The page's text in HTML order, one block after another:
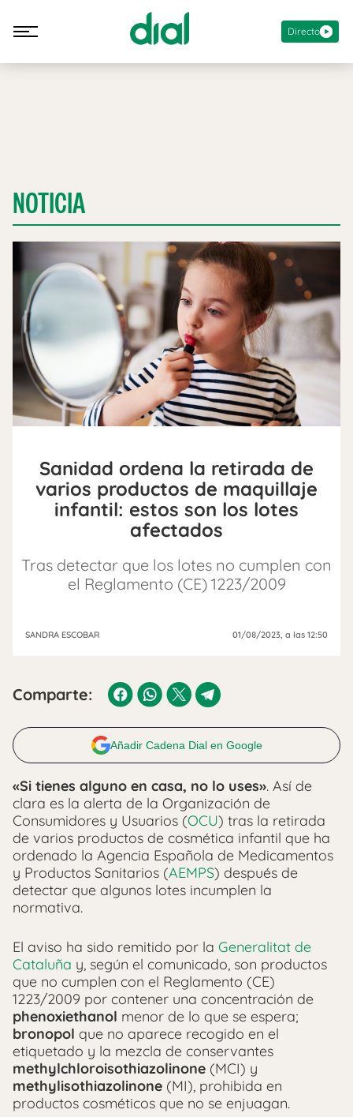
Directo
NOTICIA
Sanidad ordena la retirada de
varios productos de maquillaje
infantil: estos son los lotes
afectados
Tras detectar que los lotes no cumplen con
el Reglamento (CE) 1223/2009
SANDRA ESCOBAR 01/08/2023, a las 12:50
Comparte:
Añadir Cadena Dial en Google
«Si tienes alguno en casa, no lo uses». Así de
clara es la alerta de la Organización de
Consumidores y Usuarios (OCU) tras la retirada
de varios productos de cosmética infantil que ha
ordenado la Agencia Española de Medicamentos
y Productos Sanitarios (AEMPS) después de
detectar que algunos lotes incumplen la
normativa.
El aviso ha sido remitido por la Generalitat de
Cataluña y, según el comunicado, son productos
que no cumplen con el Reglamento (CE)
1223/2009 por contener una concentración de
phenoxiethanol menor de lo que se espera;
bronopol que no aparece recogido en el
etiquetado y la mezcla de conservantes
methylchloroisothiazolinone (MCI) y
methylisothiazolinone (MI), prohibida en
productos cosméticos que no se enjuagan.